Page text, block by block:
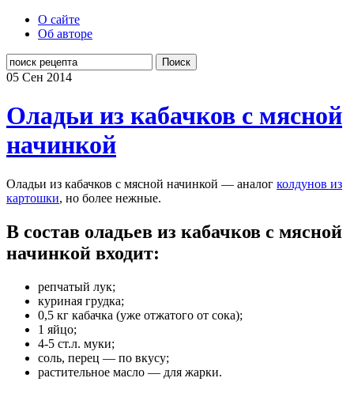
О сайте
Об авторе
Поиск
05 Сен 2014
Оладьи из кабачков с мясной
начинкой
Оладьи из кабачков с мясной начинкой — аналог колдунов из
картошки, но более нежные.
В состав оладьев из кабачков с мясной
начинкой входит:
репчатый лук;
куриная грудка;
0,5 кг кабачка (уже отжатого от сока);
1 яйцо;
4-5 ст.л. муки;
соль, перец — по вкусу;
растительное масло — для жарки.